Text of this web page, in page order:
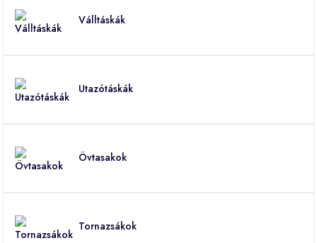
Válltáskák
Utazótáskák
Övtasakok
Tornazsákok